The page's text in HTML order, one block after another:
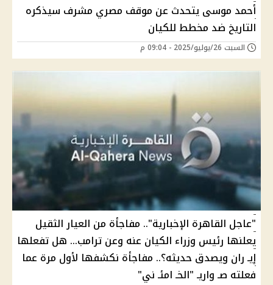
أحمد موسى يتحدث عن موقف مصري مشرف سيذكره
التاريخ ضد مخطط للكيان
السبت 26/يوليو/2025 - 09:04 م
"عاجل القاهرة الإخبارية".. مفاجأة من العيار الثقيل
يعلنها رئيس وزراء الكيان عنه وعن ترامب… هل تفعلها
إيـ ران ويصدق حديثه؟.. مفاجأة نكشفها لأول مرة عما
فعلته صـ واريـ "الخـ امئـ ني"